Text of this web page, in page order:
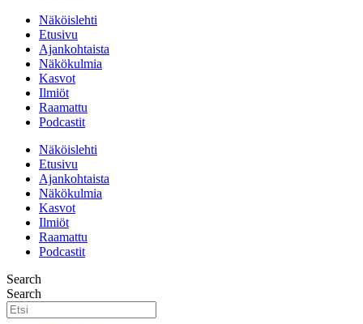
Näköislehti
Etusivu
Ajankohtaista
Näkökulmia
Kasvot
Ilmiöt
Raamattu
Podcastit
Näköislehti
Etusivu
Ajankohtaista
Näkökulmia
Kasvot
Ilmiöt
Raamattu
Podcastit
Search
Search